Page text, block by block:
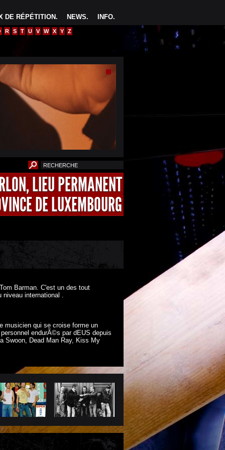
INFO.
NEWS.
DE RÉPÉTITION.
R S T U V W X Y Z
LIEU PERMANENT
DE LUXEMBOURG
Barman. C'est un des tout
international .
musicien qui se croise forme un
endurÃ©s par dEUS depuis
Swoon, Dead Man Ray, Kiss My